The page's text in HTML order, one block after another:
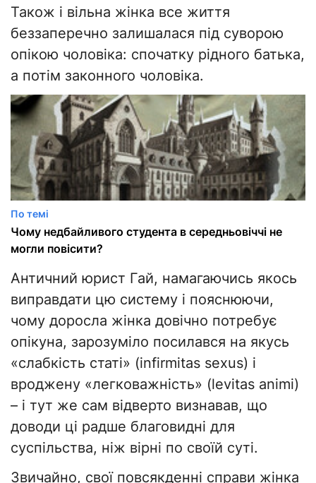
Також і вільна жінка все життя
беззаперечно залишалася під суворою
опікою чоловіка: спочатку рідного батька,
а потім законного чоловіка.
По темі
Чому недбайливого студента в середньовіччі не
могли повісити?
Античний юрист Гай, намагаючись якось
виправдати цю систему і пояснюючи,
чому доросла жінка довічно потребує
опікуна, зарозуміло посилався на якусь
«слабкість статі» (infirmitas sexus) і
вроджену «легковажність» (levitas animi)
– і тут же сам відверто визнавав, що
доводи ці радше благовидні для
суспільства, ніж вірні по своїй суті.
​Звичайно, свої повсякденні справи жінка